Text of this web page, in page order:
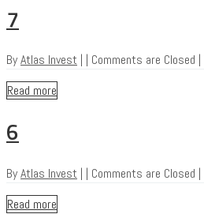
7
ByAtlas Invest | | Comments are Closed |
Read more
6
ByAtlas Invest | | Comments are Closed |
Read more